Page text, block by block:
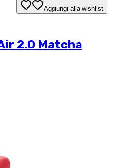
Aggiungi alla wishlist
2.0 Matcha